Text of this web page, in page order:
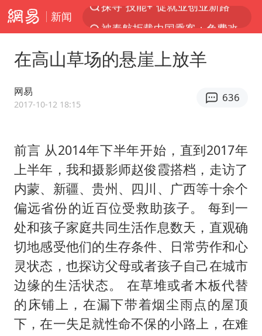
新闻
38岁山东财大教授刘海明逝世
《Monica》填词人黎彼得去世
谷歌首席科学家Jeff Dean离职创业
如何把百年大党建设得更加坚强有力
多专业取消艺考 文化工作者要有文化
“银行午休1.5小时”留个窗口行不行
你常吃的兰州拉面要改名了
41岁女子为鼓励女儿考上985研究生
陕西柞水遭遇暴雨五千余户群众转移
董路致歉：泰国10岁黑人父母是伪造的
在高山草场的悬崖上放羊
网易
2017-10-12 18:15
636
前言 从2014年下半年开始，直到2017年
上半年，我和摄影师赵俊霞搭档，走访了
内蒙、新疆、贵州、四川、广西等十余个
偏远省份的近百位受救助孩子。 每到一
处和孩子家庭共同生活作息数天，直观确
切地感受他们的生存条件、日常劳作和心
灵状态，也探访父母或者孩子自己在城市
边缘的生活状态。 在草堆或者木板代替
的床铺上，在漏下带着烟尘雨点的屋顶
下，在一失足就性命不保的小路上，在难